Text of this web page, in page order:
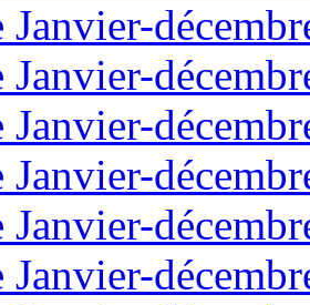
Janvier-
Janvier-
Janvier-
Janvier-
Janvier-
Janvier-